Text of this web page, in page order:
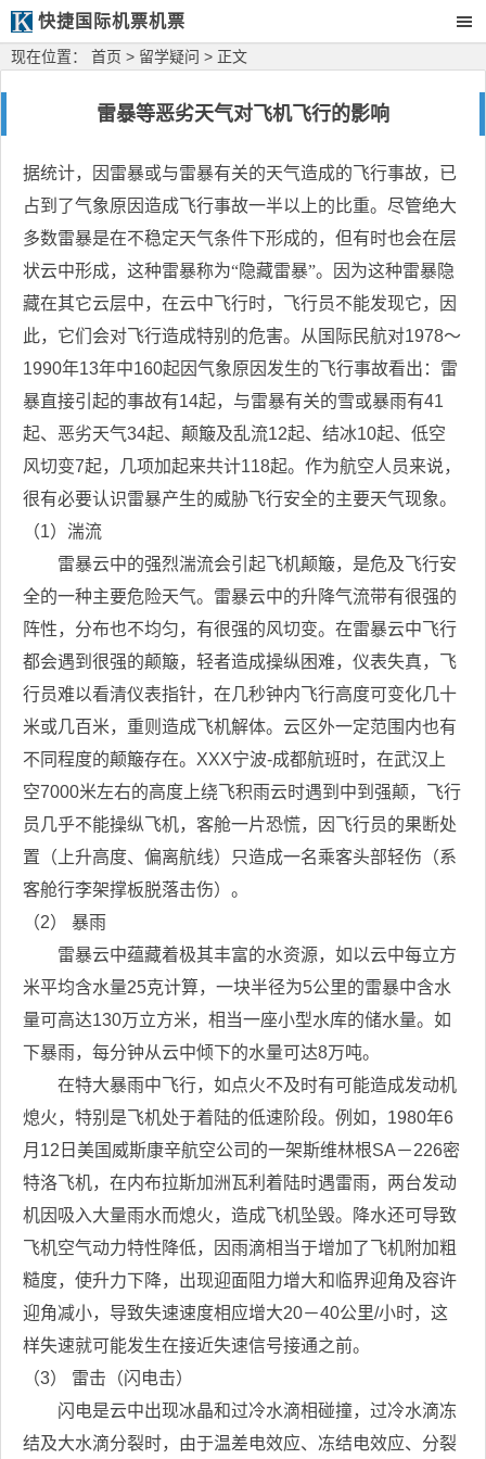
快捷国际机票机票
现在位置： 首页 > 留学疑问 > 正文
雷暴等恶劣天气对飞机飞行的影响
据统计，因雷暴或与雷暴有关的天气造成的飞行事故，已
占到了气象原因造成飞行事故一半以上的比重。尽管绝大
多数雷暴是在不稳定天气条件下形成的，但有时也会在层
状云中形成，这种雷暴称为“隐藏雷暴”。因为这种雷暴隐
藏在其它云层中，在云中飞行时，飞行员不能发现它，因
此，它们会对飞行造成特别的危害。从国际民航对1978～
1990年13年中160起因气象原因发生的飞行事故看出：雷
暴直接引起的事故有14起，与雷暴有关的雪或暴雨有41
起、恶劣天气34起、颠簸及乱流12起、结冰10起、低空
风切变7起，几项加起来共计118起。作为航空人员来说，
很有必要认识雷暴产生的威胁飞行安全的主要天气现象。
（1）湍流
雷暴云中的强烈湍流会引起飞机颠簸，是危及飞行安
全的一种主要危险天气。雷暴云中的升降气流带有很强的
阵性，分布也不均匀，有很强的风切变。在雷暴云中飞行
都会遇到很强的颠簸，轻者造成操纵困难，仪表失真，飞
行员难以看清仪表指针，在几秒钟内飞行高度可变化几十
米或几百米，重则造成飞机解体。云区外一定范围内也有
不同程度的颠簸存在。 XXX宁波-成都航班时，在武汉上
空7000米左右的高度上绕飞积雨云时遇到中到强颠，飞行
员几乎不能操纵飞机，客舱一片恐慌，因飞行员的果断处
置（上升高度、偏离航线）只造成一名乘客头部轻伤（系
客舱行李架撑板脱落击伤）。
（2）
暴雨
雷暴云中蕴藏着极其丰富的水资源，如以云中每立方
米平均含水量25克计算，一块半径为5公里的雷暴中含水
量可高达130万立方米，相当一座小型水库的储水量。如
下暴雨，每分钟从云中倾下的水量可达8万吨。
在特大暴雨中飞行，如点火不及时有可能造成发动机
熄火，特别是飞机处于着陆的低速阶段。例如， 1980年6
月 12 日美国威斯康辛航空公司的一架斯维林根SA－226密
特洛飞机，在内布拉斯加洲瓦利着陆时遇雷雨，两台发动
机因吸入大量雨水而熄火，造成飞机坠毁。降水还可导致
飞机空气动力特性降低，因雨滴相当于增加了飞机附加粗
糙度，使升力下降，出现迎面阻力增大和临界迎角及容许
迎角减小，导致失速速度相应增大20－40公里/小时，这
样失速就可能发生在接近失速信号接通之前。
（3）
雷击（闪电击）
闪电是云中出现冰晶和过冷水滴相碰撞，过冷水滴冻
结及大水滴分裂时，由于温差电效应、冻结电效应、分裂